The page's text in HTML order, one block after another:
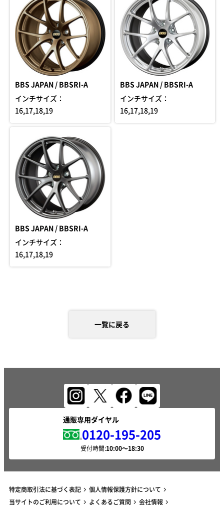
BBS JAPAN / BBSRI-A
インチサイズ：
16,17,18,19
BBS JAPAN / BBSRI-A
インチサイズ：
16,17,18,19
BBS JAPAN / BBSRI-A
インチサイズ：
16,17,18,19
一覧に戻る
通販専用ダイヤル
0120-195-205
受付時間:
特定商取引法に基づく表記
個人情報保護方針について
当サイトのご利用について
よくあるご質問 会社情報